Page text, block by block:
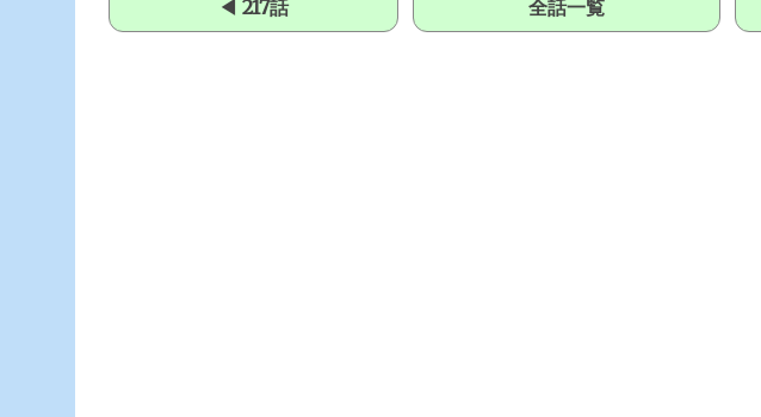
◀ 217話 全話一覧